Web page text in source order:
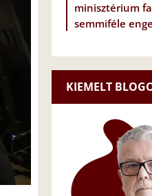
minisztérium
semmiféle
KIEMELT